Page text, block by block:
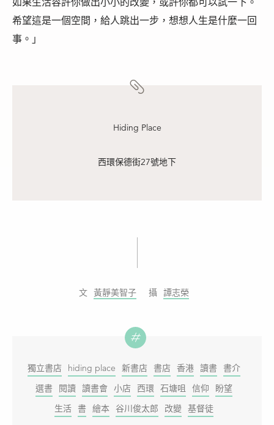
希望這是一個空間，給人跳出一步，想想人生是什麼一回
事。」
Hiding Place
西環保德街27號地下
黃靜美智子 譚志榮
獨立書店 hiding place 新書店 書店 香港 讀書 書介
選書
閱讀 讀書會 小店 西環 石塘咀 信仰
盼望
生活 書 繪本 谷川俊太郎 改變 基督徒